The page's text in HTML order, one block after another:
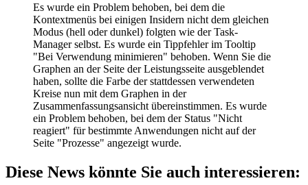
Es wurde ein Problem behoben, bei dem die
Kontextmenüs bei einigen Insidern nicht dem gleichen
Modus (hell oder dunkel) folgten wie der Task-
Manager selbst. Es wurde ein Tippfehler im Tooltip
"Bei Verwendung minimieren" behoben. Wenn Sie die
Graphen an der Seite der Leistungsseite ausgeblendet
haben, sollte die Farbe der stattdessen verwendeten
Kreise nun mit dem Graphen in der
Zusammenfassungsansicht übereinstimmen. Es wurde
ein Problem behoben, bei dem der Status "Nicht
reagiert" für bestimmte Anwendungen nicht auf der
Seite "Prozesse" angezeigt wurde.
Diese News könnte Sie auch interessieren: